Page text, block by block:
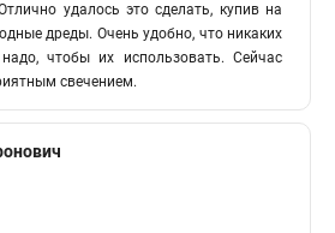
удалось это сделать, купив на
дреды. Очень удобно, что никаких
чтобы их использовать. Сейчас
свечением.